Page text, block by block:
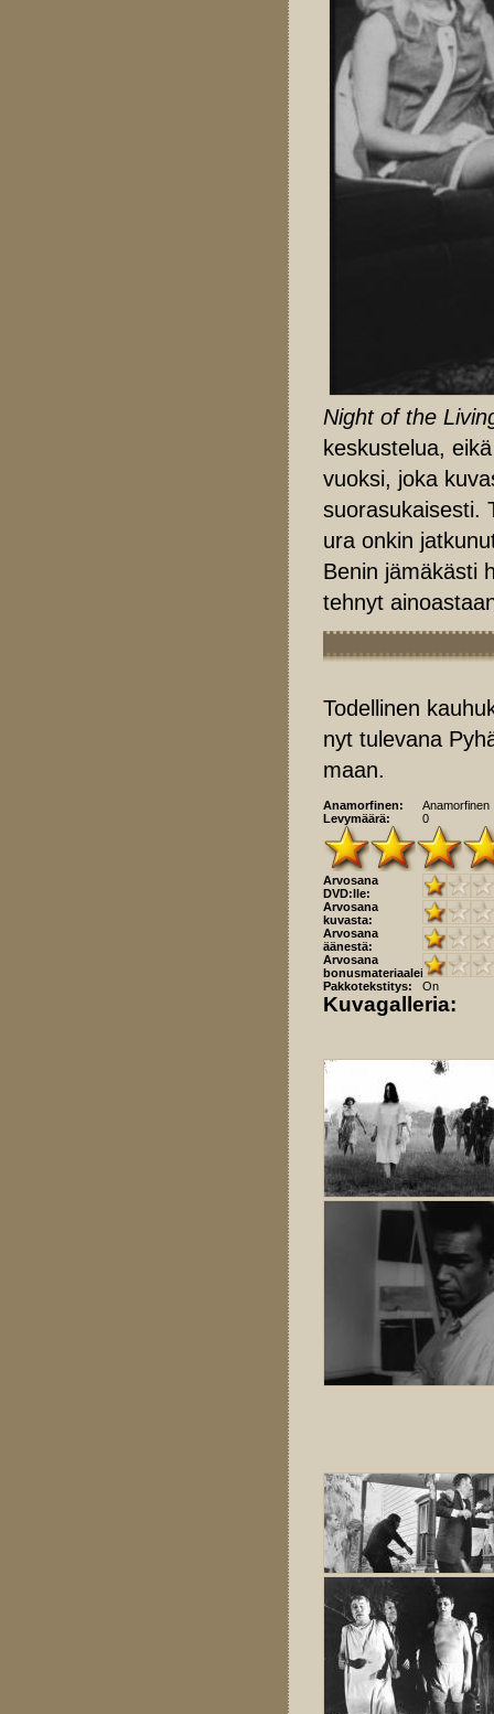
Night of the
keskustelua,
vuoksi, joka
suorasukaisesti.
ura onkin
Benin jämäkästi
tehnyt
Todellinen
nyt tulevana
maan.
Anamorfinen:
Anamorfinen
Levymäärä:
0
Arvosana
DVD:lle:
Arvosana
kuvasta:
Arvosana
äänestä:
Arvosana
bonusmateriaaleista:
Pakkotekstitys:
On
Kuvagalleria: